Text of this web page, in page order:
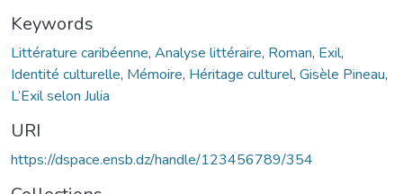
Keywords
Littérature caribéenne, Analyse littéraire, Roman, Exil,
Identité culturelle, Mémoire, Héritage culturel, Gisèle Pineau,
L’Exil selon Julia
URI
https://dspace.ensb.dz/handle/123456789/354